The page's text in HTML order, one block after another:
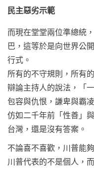
民主惡劣示範
而現在堂堂兩位準總統
巴，這等於是向世界公
行式。
所有的不守規則，所有
辯論主持人的說法，「
包容與仇恨，謙卑與霸
仿如二千年前「性善」
台灣，還是沒有答案。
不論喜不喜歡，川普能
川普代表的不是個人，